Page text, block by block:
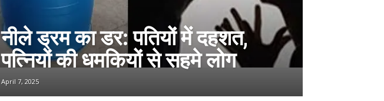
नीले ड्रम का डर: पतियों में दहशत,
पत्नियों की धमकियों से सहमे लोग
April 7, 2025